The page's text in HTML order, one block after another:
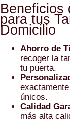
Beneficios
para tus
Domicilio
Ahorro de
recoger la
tu puerta.
únicos.
Calidad
más alta